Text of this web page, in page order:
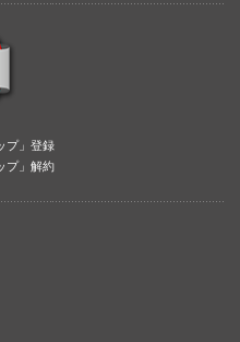
プ」登録
プ」解約